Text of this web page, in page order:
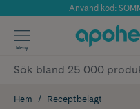
Årets Butik
Använd kod:
✓
Meny
Hem Receptbelagt